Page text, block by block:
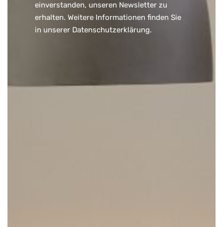
einverstanden, unseren Newsletter zu
erhalten. Weitere Informationen finden Sie
in unserer Datenschutzerklärung.